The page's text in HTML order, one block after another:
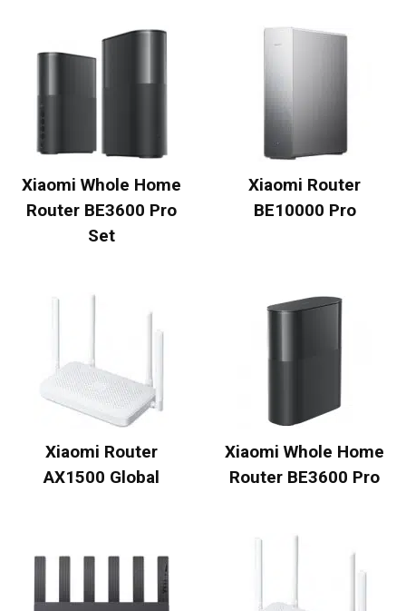
Xiaomi Whole Home
Router BE3600 Pro
Set
Xiaomi Router
BE10000 Pro
Xiaomi Router
AX1500 Global
Xiaomi Whole Home
Router BE3600 Pro